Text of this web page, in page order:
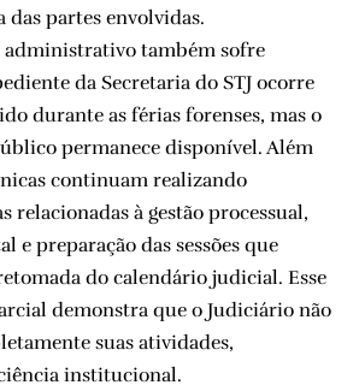
das partes envolvidas.
também sofre
da Secretaria do STJ ocorre
durante as férias forenses, mas o
permanece disponível. Além
continuam realizando
relacionadas à gestão processual,
e preparação das sessões que
do calendário judicial. Esse
demonstra que o Judiciário não
suas atividades,
institucional.